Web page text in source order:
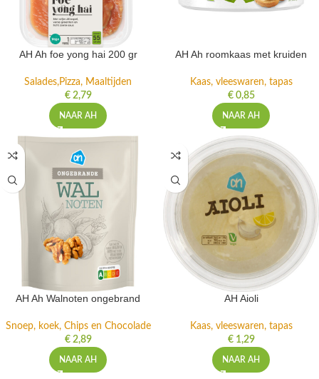
Salades,Pizza, Maaltijden
€ 2,79
NAAR AH
Kaas, vleeswaren, tapas
€ 0,85
NAAR AH
Snoep, koek, Chips en Chocolade
€ 2,89
NAAR AH
Kaas, vleeswaren, tapas
€ 1,29
NAAR AH